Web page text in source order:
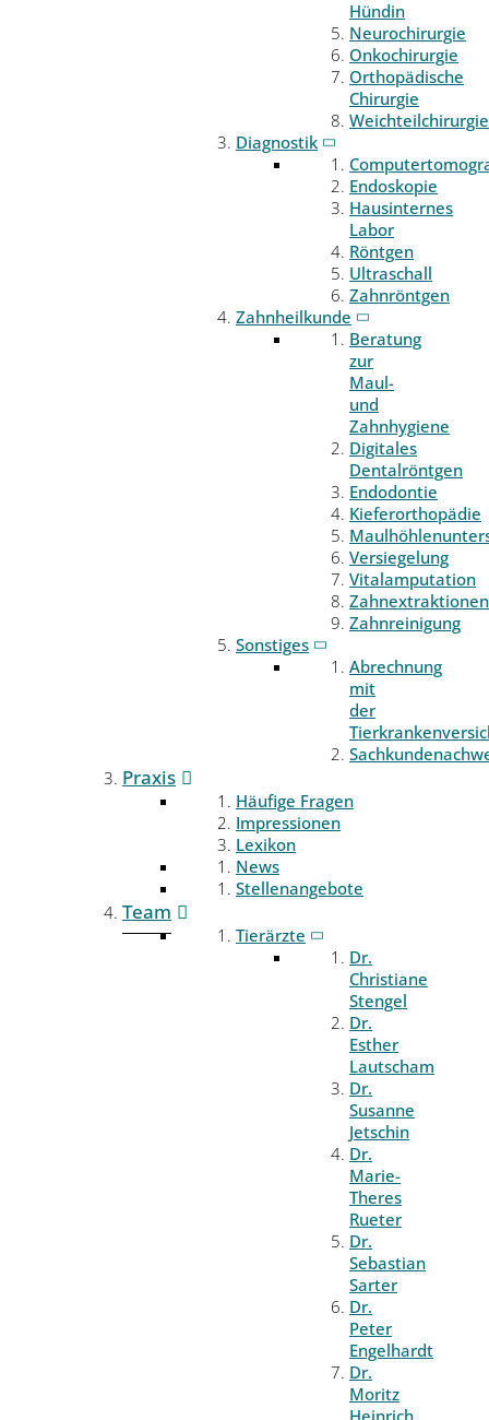
Hündin
Neurochirurgie
Onkochirurgie
Orthopädische
Chirurgie
Weichteilchirurgie
Diagnostik
Endoskopie
Hausinternes
Labor
Röntgen
Ultraschall
Zahnröntgen
Zahnheilkunde
Beratung
zur
Maul-
und
Zahnhygiene
Digitales
Dentalröntgen
Endodontie
Kieferorthopädie
Versiegelung
Vitalamputation
Zahnextraktionen
Zahnreinigung
Sonstiges
Abrechnung
mit
der
Praxis
Häufige Fragen
Impressionen
Lexikon
News
Stellenangebote
Team
Tierärzte
Dr.
Christiane
Stengel
Dr.
Esther
Lautscham
Dr.
Susanne
Jetschin
Dr.
Marie-
Theres
Rueter
Dr.
Sebastian
Sarter
Dr.
Peter
Engelhardt
Dr.
Moritz
Heinrich